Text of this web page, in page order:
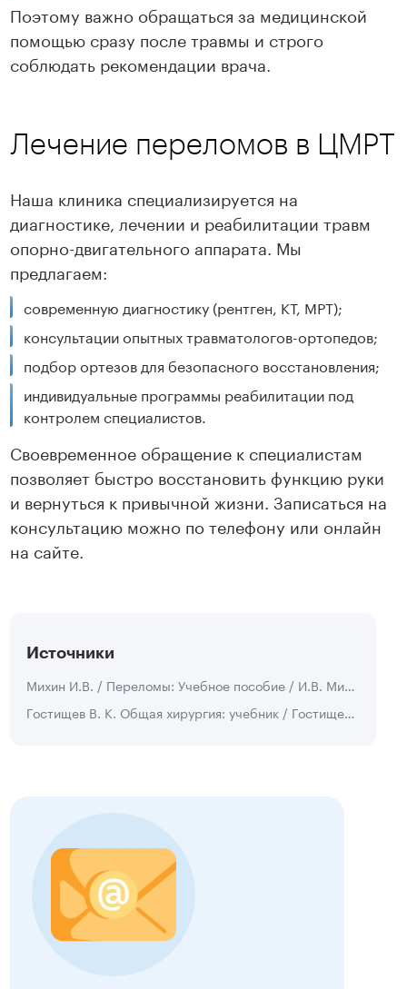
Поэтому важно обращаться за медицинской
помощью сразу после травмы и строго
соблюдать рекомендации врача.
Лечение переломов в ЦМРТ
Наша клиника специализируется на
диагностике, лечении и реабилитации травм
опорно-двигательного аппарата. Мы
предлагаем:
современную диагностику (рентген, КТ, МРТ);
консультации опытных травматологов-ортопедов;
подбор ортезов для безопасного восстановления;
индивидуальные программы реабилитации под
контролем специалистов.
Своевременное обращение к специалистам
позволяет быстро восстановить функцию руки
и вернуться к привычной жизни. Записаться на
консультацию можно по телефону или онлайн
на сайте.
Источники
Михин И.В. / Переломы: Учебное пособие / И.В. Михин, М.Б. Доронин.- Волгоград: Изд-во ВолгГМУ, 2017 - 90 с.
Гостищев В. К. Общая хирургия: учебник / Гостищев В. К. - 4-е изд., перераб. и доп. - М.: ГЭОТАР-Медиа, 2010 - 848 с.